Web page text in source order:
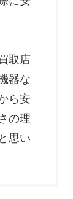
取店
器な
ら安
の理
思い